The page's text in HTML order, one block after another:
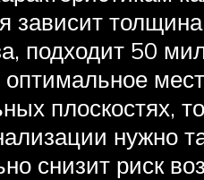
зависит
подходит 50
плоскостях,
нужно
снизит риск